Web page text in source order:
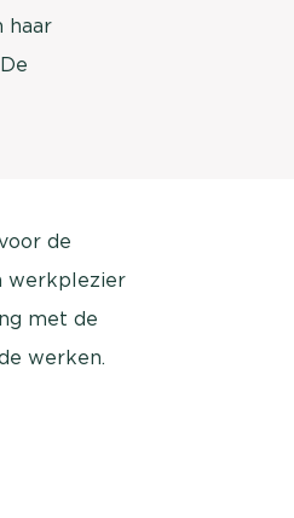
haar
de
werkplezier
met de
werken.